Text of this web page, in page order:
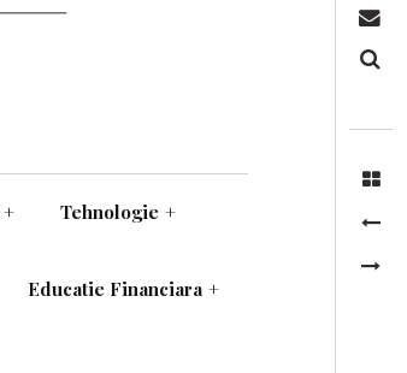
+ Tehnologie +
Educatie Financiara +